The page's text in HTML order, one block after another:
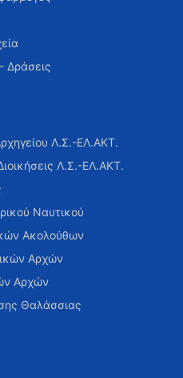
Δράσεις
Λ.Σ.-ΕΛ.ΑΚΤ.
Λ.Σ.-ΕΛ.ΑΚΤ.
Ναυτικού
Ακολούθων
Αρχών
Αρχών
Θαλάσσιας